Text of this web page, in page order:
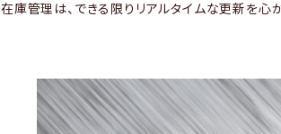
在庫管理は、できる限りリアルタイムな更新を